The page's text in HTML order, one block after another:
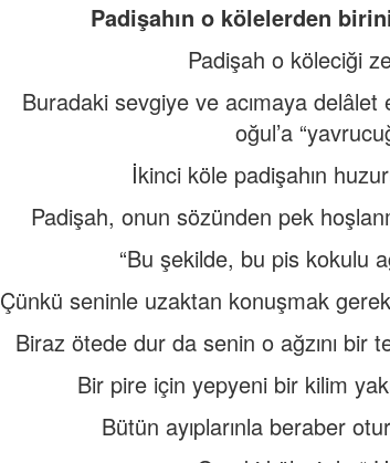
Padişahın o kölelerden
Padişah o köleciği
Buradaki sevgiye ve acımaya
oğul’a
İkinci köle padişahın
Padişah, onun sözünden pek
“Bu şekilde, bu pis kokulu
Çünkü seninle uzaktan konuşmak
Biraz ötede dur da senin o ağzını
Bir pire için yepyeni bir kilim
Bütün ayıplarınla beraber